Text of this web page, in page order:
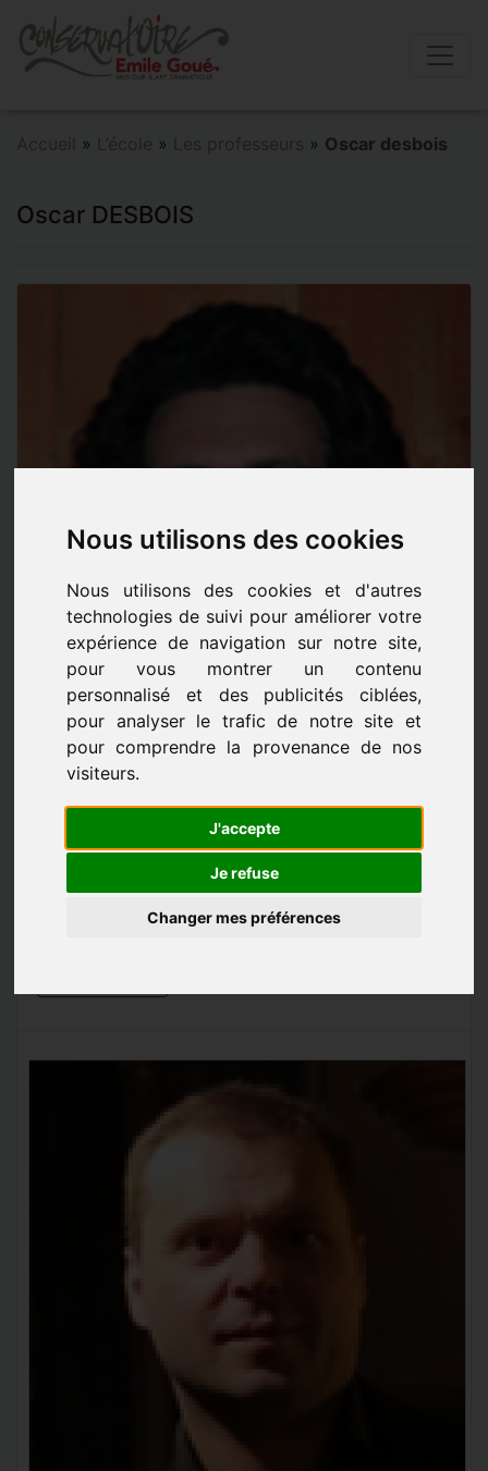
Nous utilisons des cookies
Nous utilisons des cookies et d'autres
technologies de suivi pour améliorer votre
expérience de navigation sur notre site,
pour vous montrer un contenu
personnalisé et des publicités ciblées,
pour analyser le trafic de notre site et
pour comprendre la provenance de nos
visiteurs.
J'accepte
Je refuse
Changer mes préférences
Accueil » L’école » Les professeurs » Oscar desbois
Oscar DESBOIS
Les professeurs
LES PROFESSEURS